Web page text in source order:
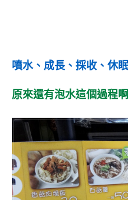
噴水、成長、採收、休
原來還有泡水這個過程